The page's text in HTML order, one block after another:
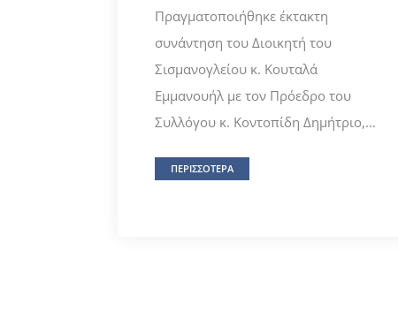
Πραγματοποιήθηκε έκτακτη
συνάντηση του Διοικητή του
Σισμανογλείου κ. Κουταλά
Εμμανουήλ με τον Πρόεδρο του
Συλλόγου κ. Κοντοπίδη Δημήτριο,...
ΠΕΡΙΣΣΟΤΕΡΑ